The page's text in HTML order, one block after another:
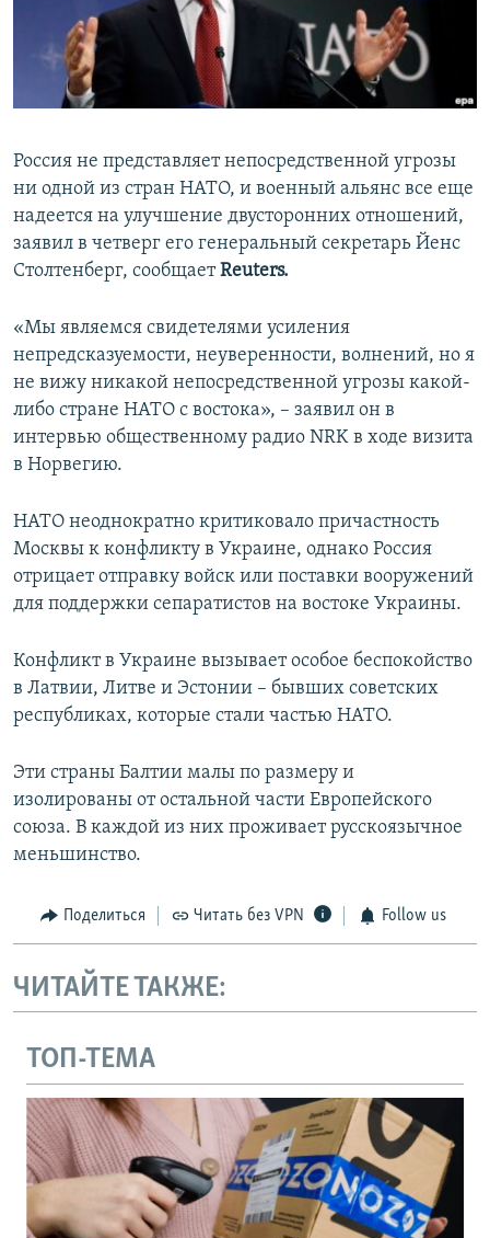
ПОБЕДИТЕЛЕЙ НЕ СУДЯТ?
КРЫМ.НЕПОКОРЕННЫЙ
ELIFBE
ПРИСОЕДИНЯЙТЕСЬ!
Все сайты RFE/RL
Россия не представляет непосредственной угрозы
ни одной из стран НАТО, и военный альянс все еще
надеется на улучшение двусторонних отношений,
заявил в четверг его генеральный секретарь Йенс
Столтенберг, сообщаетReuters.
«Мы являемся свидетелями усиления
непредсказуемости, неуверенности, волнений, но я
не вижу никакой непосредственной угрозы какой-
либо стране НАТО с востока», – заявил он в
интервью общественному радио NRK в ходе визита
в Норвегию.
НАТО неоднократно критиковало причастность
Москвы к конфликту в Украине, однако Россия
отрицает отправку войск или поставки вооружений
для поддержки сепаратистов на востоке Украины.
Конфликт в Украине вызывает особое беспокойство
в Латвии, Литве и Эстонии – бывших советских
республиках, которые стали частью НАТО.
Эти страны Балтии малы по размеру и
изолированы от остальной части Европейского
союза. В каждой из них проживает русскоязычное
меньшинство.
Поделиться Читать без VPN Follow us
ЧИТАЙТЕ ТАКЖЕ:
ТОП-ТЕМА